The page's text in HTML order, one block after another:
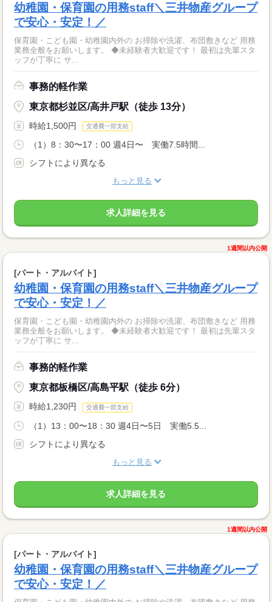
幼稚園・保育園の用務staff＼三井物産グループ
で安心・安定！／
保育園・こども園・幼稚園内外の お掃除や洗濯、布団敷きなど 用務
業務全般をお願いします。 ◆未経験者大歓迎です！ 最初は先輩スタ
ッフが丁寧に サ...
事務的軽作業
東京都杉並区/高井戸駅（徒歩 13分）
時給1,500円 交通費一部支給
（1）8：30〜17：00 週4日〜 実働7.5時間...
シフトにより異なる
もっと見る
求人詳細を見る
1週間以内公開
[パート・アルバイト]
幼稚園・保育園の用務staff＼三井物産グループ
で安心・安定！／
保育園・こども園・幼稚園内外の お掃除や洗濯、布団敷きなど 用務
業務全般をお願いします。 ◆未経験者大歓迎です！ 最初は先輩スタ
ッフが丁寧に サ...
事務的軽作業
東京都板橋区/高島平駅（徒歩 6分）
時給1,230円 交通費一部支給
（1）13：00〜18：30 週4日〜5日 実働5.5...
シフトにより異なる
もっと見る
求人詳細を見る
1週間以内公開
[パート・アルバイト]
幼稚園・保育園の用務staff＼三井物産グループ
で安心・安定！／